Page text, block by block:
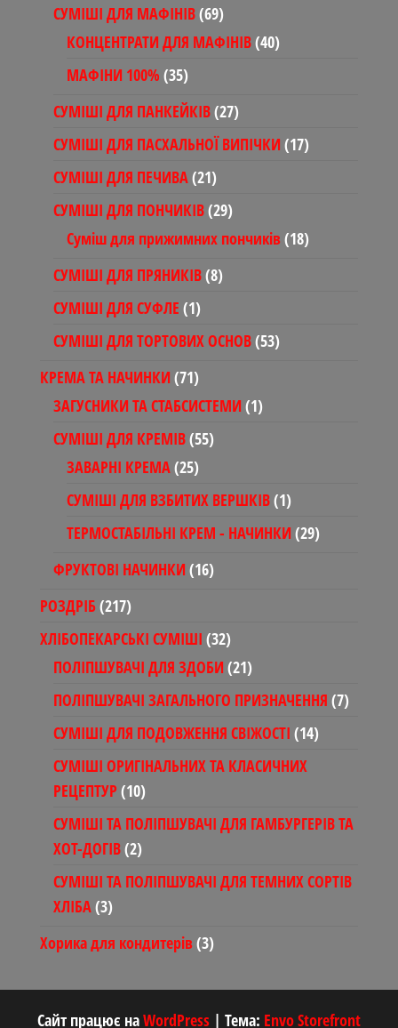
СУМІШІ ДЛЯ МАФІНІВ 6969
товарів
КОНЦЕНТРАТИ ДЛЯ МАФІНІВ 4040
МАФІНИ 100% 3535
товарів
СУМІШІ ДЛЯ ПАНКЕЙКІВ 2727
товарів
СУМІШІ ДЛЯ ПАСХАЛЬНОЇ ВИПІЧКИ 1717
СУМІШІ ДЛЯ ПЕЧИВА 2121
товар
СУМІШІ ДЛЯ ПОНЧИКІВ 2929
товарів
Суміш для прижимних пончиків 1818
СУМІШІ ДЛЯ ПРЯНИКІВ 88
СУМІШІ ДЛЯ СУФЛЕ 11
товар
СУМІШІ ДЛЯ ТОРТОВИХ ОСНОВ 5353
КРЕМА ТА НАЧИНКИ 7171
товар
ЗАГУСНИКИ ТА СТАБСИСТЕМИ 11
СУМІШІ ДЛЯ КРЕМІВ 5555
ЗАВАРНІ КРЕМА 2525
товарів
СУМІШІ ДЛЯ ВЗБИТИХ ВЕРШКІВ 11
товар
ТЕРМОСТАБІЛЬНІ КРЕМ - НАЧИНКИ 2929
ФРУКТОВІ НАЧИНКИ 1616
РОЗДРІБ 217217
товарів
ХЛІБОПЕКАРСЬКІ СУМІШІ 3232
товари
ПОЛІПШУВАЧІ ДЛЯ ЗДОБИ 2121
товар
ПОЛІПШУВАЧІ ЗАГАЛЬНОГО ПРИЗНАЧЕННЯ 77
СУМІШІ ДЛЯ ПОДОВЖЕННЯ СВІЖОСТІ 1414
СУМІШІ ОРИГІНАЛЬНИХ ТА КЛАСИЧНИХ
РЕЦЕПТУР 1010
товарів
СУМІШІ ТА ПОЛІПШУВАЧІ ДЛЯ ГАМБУРГЕРІВ ТА
ХОТ-ДОГІВ 22
товари
СУМІШІ ТА ПОЛІПШУВАЧІ ДЛЯ ТЕМНИХ СОРТІВ
ХЛІБА 33
Хорика для кондитерів 33
Сайт працює наWordPress | Тема: Envo Storefront